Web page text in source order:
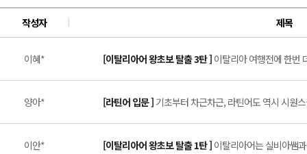
작성자 제목
이혜* [이탈리아어 왕초보 탈출 3탄 ] 이탈리아 여행전에 한번
양아* [라틴어 입문 ] 기초부터 차근차근, 라틴어도 역시 시원
이안* [이탈리아어 왕초보 탈출 1탄 ] 이탈리아어는 실비아쌤